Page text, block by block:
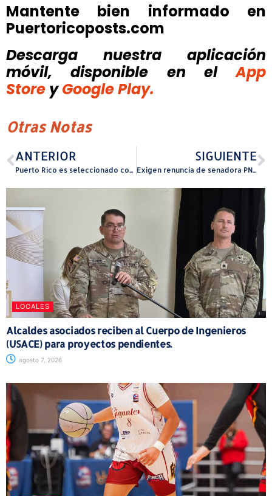
Mantente bien informado en
Puertoricoposts.com
Descarga nuestra aplicación
móvil, disponible
en el
App
Store y Google Play.
Otras Notas
ANTERIOR
Puerto Rico es seleccionado como sede del World Robot Olympiad (WRO) International Final 2026
SIGUIENTE
Exigen renuncia de senadora PNP ante nuevo audio, ahora ofrece ‘gaznatás’ a legisladora de su partido
LOCALES
Alcaldes asociados reciben al Cuerpo de Ingenieros
(USACE) para proyectos pendientes.
agosto 7, 2026